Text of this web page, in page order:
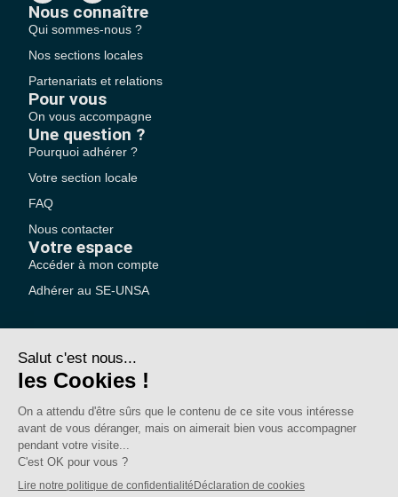
Nous connaître
Qui sommes-nous ?
Nos sections locales
Partenariats et relations
Pour vous
On vous accompagne
Une question ?
Pourquoi adhérer ?
Votre section locale
FAQ
Nous contacter
Votre espace
Accéder à mon compte
Adhérer au SE-UNSA
SE-Unsa est un syndicat de l’UNSA